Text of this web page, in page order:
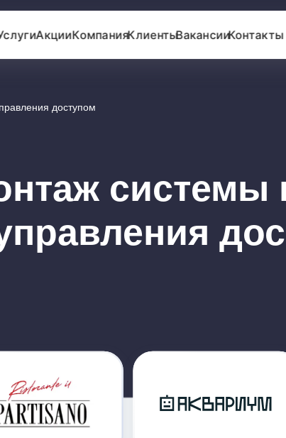
АкцииКомпанияКлиентыВакансииКонтакты
системы
доступом